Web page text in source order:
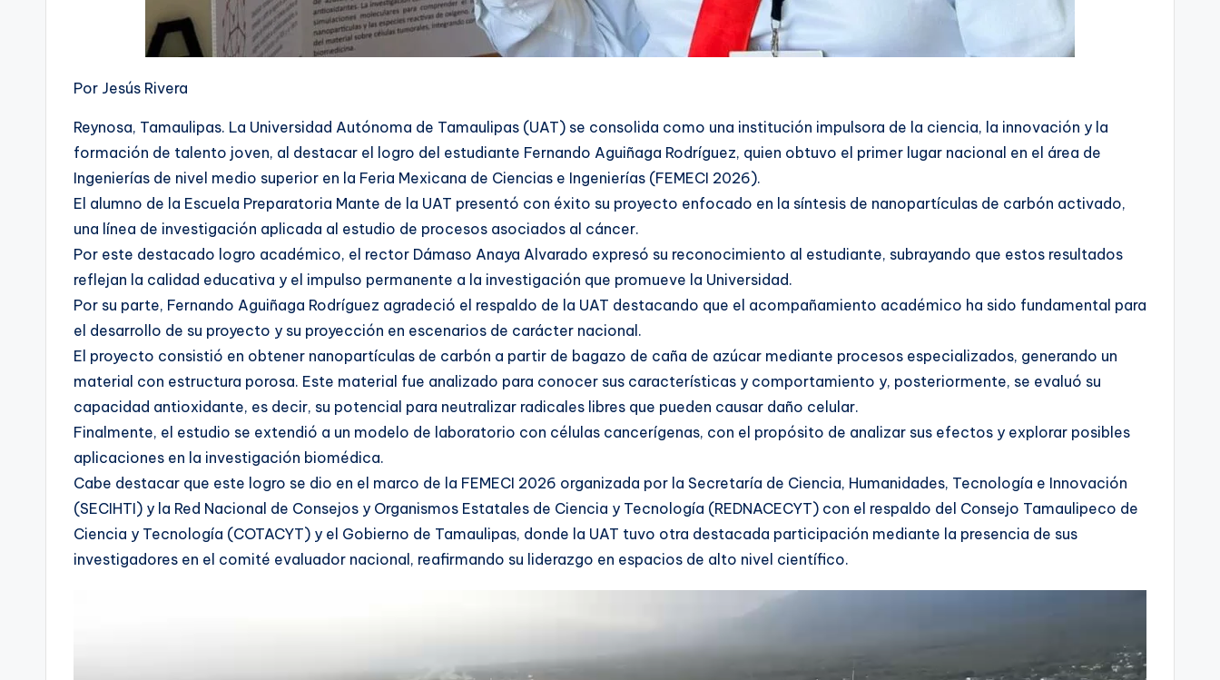
Por Jesús Rivera
Reynosa, Tamaulipas. La Universidad Autónoma de Tamaulipas (UAT) se consolida como una institución impulsora de la ciencia, la innovación y la
formación de talento joven, al destacar el logro del estudiante Fernando Aguiñaga Rodríguez, quien obtuvo el primer lugar nacional en el área de
Ingenierías de nivel medio superior en la Feria Mexicana de Ciencias e Ingenierías (FEMECI 2026).
El alumno de la Escuela Preparatoria Mante de la UAT presentó con éxito su proyecto enfocado en la síntesis de nanopartículas de carbón activado,
una línea de investigación aplicada al estudio de procesos asociados al cáncer.
Por este destacado logro académico, el rector Dámaso Anaya Alvarado expresó su reconocimiento al estudiante, subrayando que estos resultados
reflejan la calidad educativa y el impulso permanente a la investigación que promueve la Universidad.
Por su parte, Fernando Aguiñaga Rodríguez agradeció el respaldo de la UAT destacando que el acompañamiento académico ha sido fundamental para
el desarrollo de su proyecto y su proyección en escenarios de carácter nacional.
El proyecto consistió en obtener nanopartículas de carbón a partir de bagazo de caña de azúcar mediante procesos especializados, generando un
material con estructura porosa. Este material fue analizado para conocer sus características y comportamiento y, posteriormente, se evaluó su
capacidad antioxidante, es decir, su potencial para neutralizar radicales libres que pueden causar daño celular.
Finalmente, el estudio se extendió a un modelo de laboratorio con células cancerígenas, con el propósito de analizar sus efectos y explorar posibles
aplicaciones en la investigación biomédica.
Cabe destacar que este logro se dio en el marco de la FEMECI 2026 organizada por la Secretaría de Ciencia, Humanidades, Tecnología e Innovación
(SECIHTI) y la Red Nacional de Consejos y Organismos Estatales de Ciencia y Tecnología (REDNACECYT) con el respaldo del Consejo Tamaulipeco de
Ciencia y Tecnología (COTACYT) y el Gobierno de Tamaulipas, donde la UAT tuvo otra destacada participación mediante la presencia de sus
investigadores en el comité evaluador nacional, reafirmando su liderazgo en espacios de alto nivel científico.